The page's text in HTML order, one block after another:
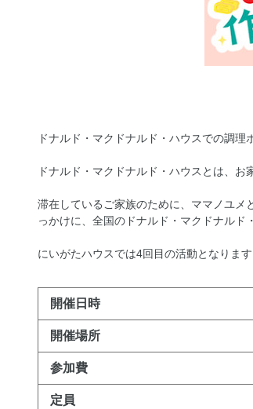
ドナルド・マクドナルド・ハウスでの調理
ドナルド・マクドナルド・ハウスとは、
滞在しているご家族のために、ママノユメ
っかけに、全国のドナルド・マクドナルド
にいがたハウスでは4回目の活動となります
開催日時
開催場所
参加費
定員